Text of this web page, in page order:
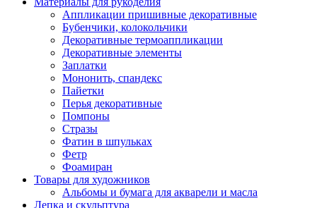
Аппликации пришивные декоративные
Бубенчики, колокольчики
Декоративные термоаппликации
Декоративные элементы
Заплатки
Мононить, спандекс
Пайетки
Перья декоративные
Помпоны
Стразы
Фатин в шпульках
Фетр
Фоамиран
Товары для художников
Альбомы и бумага для акварели и масла
Лепка и скульптура